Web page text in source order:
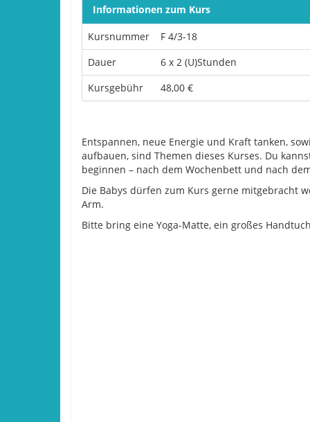
Informationen zum Kurs
Kursnummer
F 4/3-18
Dauer
6 x 2 (U)Stunden
Kursgebühr
48,00 €
Entspannen, neue Energie und Kraft tanken,
aufbauen, sind Themen dieses Kurses. Du
beginnen – nach dem Wochenbett und nach
Die Babys dürfen zum Kurs gerne mitgebracht
Arm.
Bitte bring eine Yoga-Matte, ein großes